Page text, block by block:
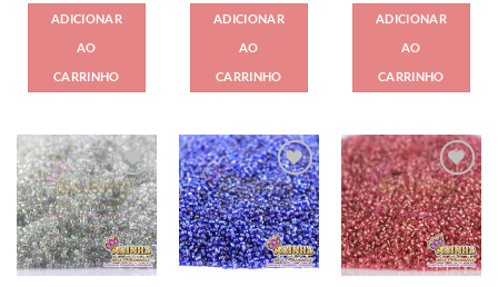
ADICIONAR
AO
CARRINHO
ADICIONAR
AO
CARRINHO
ADICIONAR
AO
CARRINHO